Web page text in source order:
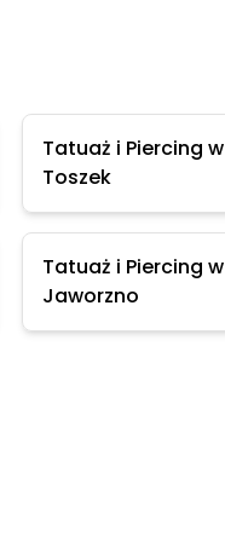
Tatuaż i Piercing w
Toszek
Tatuaż i Piercing w
Jaworzno